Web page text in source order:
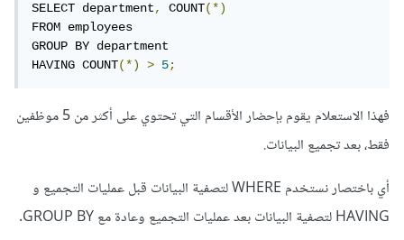
SELECT department, COUNT(*)
FROM employees
GROUP BY department
HAVING COUNT(*) > 5;
فهذا الاستعلام يقوم بإحضار الأقسام التي تحتوي على أكثر من 5 موظفين
فقط، بعد تجميع البيانات.
أي باختصار نستخدم WHERE لتصفية البيانات قبل عمليات التجميع و
HAVING لتصفية البيانات بعد عمليات التجميع وعادة مع GROUP BY.